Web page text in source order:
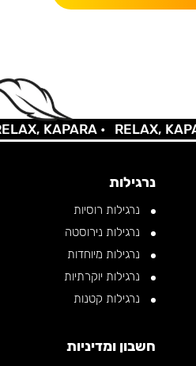
KAPARA • RELAX,
נרגילות
נרגילות רוסיות
נרגילות נירוסטה
נרגילות מיוחדות
נרגילות יוקרתיות
נרגילות קטנות
חשבון ומדיניות